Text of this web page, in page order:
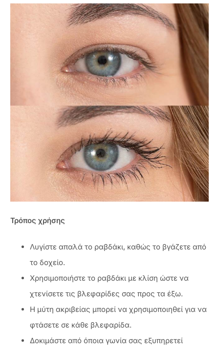
Τρόπος χρήσης
Λυγίστε απαλά τo ραβδάκι, καθώς το βγάζετε από
το δοχείο.
Χρησιμοποιήστε το ραβδάκι με κλίση ώστε να
χτενίσετε τις βλεφαρίδες σας προς τα έξω.
Η μύτη ακριβείας μπορεί να χρησιμοποιηθεί για να
φτάσετε σε κάθε βλεφαρίδα.
Δοκιμάστε από όποια γωνία σας εξυπηρετεί